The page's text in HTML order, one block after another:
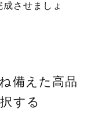
させましょ
備えた高品
する